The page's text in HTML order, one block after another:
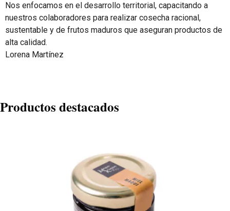
Nos enfocamos en el desarrollo territorial, capacitando a
nuestros colaboradores para realizar cosecha racional,
sustentable y de frutos maduros que aseguran productos de
alta calidad.
Lorena Martínez
Productos destacados